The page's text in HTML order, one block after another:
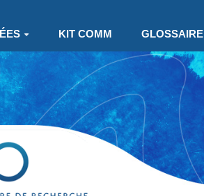
KIT COMM GLOSSAIRE